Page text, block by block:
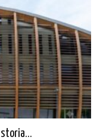
storia...